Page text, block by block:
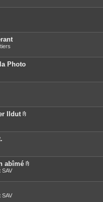
Photo
Ildut
è
j
o
i
t
abîmé
è
SAV
SAV